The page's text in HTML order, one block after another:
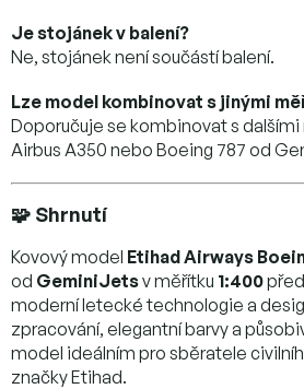
Je stojánek v balení?
Ne, stojánek není součástí balení.
Lze model kombinovat s jinými
Doporučuje se kombinovat s dalšími
Airbus A350 nebo Boeing 787 od
🧩 Shrnutí
Kovový model Etihad Airways
od GeminiJetsv měřítku 1:400
moderní letecké technologie a
zpracování, elegantní barvy a
model ideálním pro sběratele
značky Etihad.